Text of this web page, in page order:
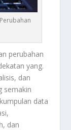
perubahan
yang.
dan
semakin
data
dan